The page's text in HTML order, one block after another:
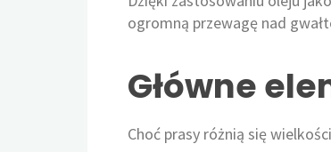
ogromną przewagę nad
Główne
Choć prasy różnią się